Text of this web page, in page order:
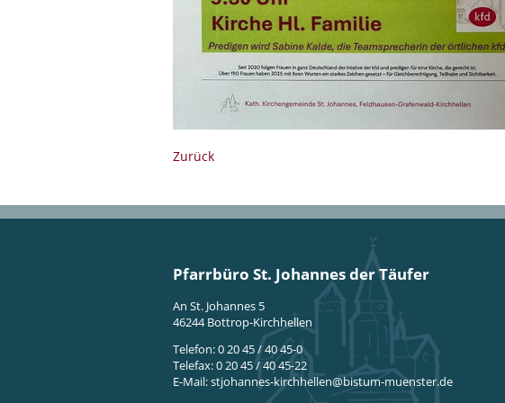
Zurück
Pfarrbüro St. Johannes der Täufer
An St. Johannes 5
46244 Bottrop-Kirchhellen
Telefon: 0 20 45 / 40 45-0
Telefax: 0 20 45 / 40 45-22
E-Mail:stjohannes-kirchhellen@bistum-muenster.de